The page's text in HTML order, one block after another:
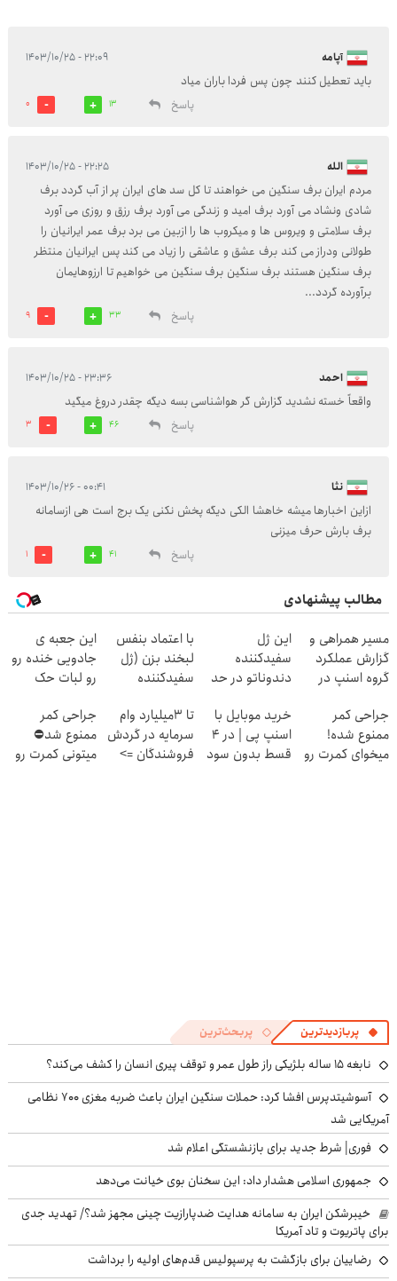
آپامه ۲۲:۰۹ - ۱۴۰۳/۱۰/۲۵
باید تعطیل کنند چون پس فردا باران میاد
پاسخ
13
0
الله ۲۲:۲۵ - ۱۴۰۳/۱۰/۲۵
مردم ایران برف سنگین می خواهند تا کل سد های ایران پر از آب گردد برف
شادی ونشاد می آورد برف امید و زندگی می آورد برف رزق و روزی می آورد
برف سلامتی و ویروس ها و میکروب ها را ازبین می برد برف عمر ایرانیان را
طولانی ودراز می کند برف عشق و عاشقی را زیاد می کند پس ایرانیان منتظر
برف سنگین هستند برف سنگین برف سنگین می خواهیم تا ارزوهایمان
برآورده گردد...
پاسخ
33
9
احمد ۲۳:۳۶ - ۱۴۰۳/۱۰/۲۵
واقعاً خسته نشدید گزارش گر هواشناسی بسه دیگه چقدر دروغ میگید
پاسخ
46
3
نثا ۰۰:۴۱ - ۱۴۰۳/۱۰/۲۶
ازاین اخبارها میشه خاهشا الکی دیگه پخش نکنی یک برج است هی ازسامانه
برف بارش حرف میزنی
پاسخ
41
1
مطالب پیشنهادی
مسیر همراهی و
گزارش عملکرد
گروه اسنپ در
این ژل
سفیدکننده
دندوناتو در حد
میکنه
(40%تخفیف)
با اعتماد بنفس
لبخند بزن (ژل
سفیدکننده
این جعبه ی
جادویی خنده رو
رو لبات حک
خرید40%تخفیف
جراحی کمر
ممنوع شده!
میخوای کمرت رو
خرید موبایل با
اسنپ پی | در ۴
قسط بدون سود
تا 3میلیارد وام
سرمایه در گردش
فروشندگان =>
جراحی کمر
ممنوع شد⛔
میتونی کمرت رو
پربازدیدترین پربحث‌ترین
نابغه ۱۵ ساله بلژیکی راز طول عمر و توقف پیری انسان را کشف می‌کند؟
آسوشیتدپرس افشا کرد: حملات سنگین ایران باعث ضربه مغزی ۷۰۰ نظامی
آمریکایی شد
فوری| شرط جدید برای بازنشستگی اعلام شد
جمهوری اسلامی هشدار داد: این سخنان بوی خیانت می‌دهد
خیبرشکن ایران به سامانه هدایت ضدپارازیت چینی مجهز شد؟/ تهدید جدی
برای پاتریوت و تاد آمریکا
رضاییان برای بازگشت به پرسپولیس قدم‌های اولیه را برداشت